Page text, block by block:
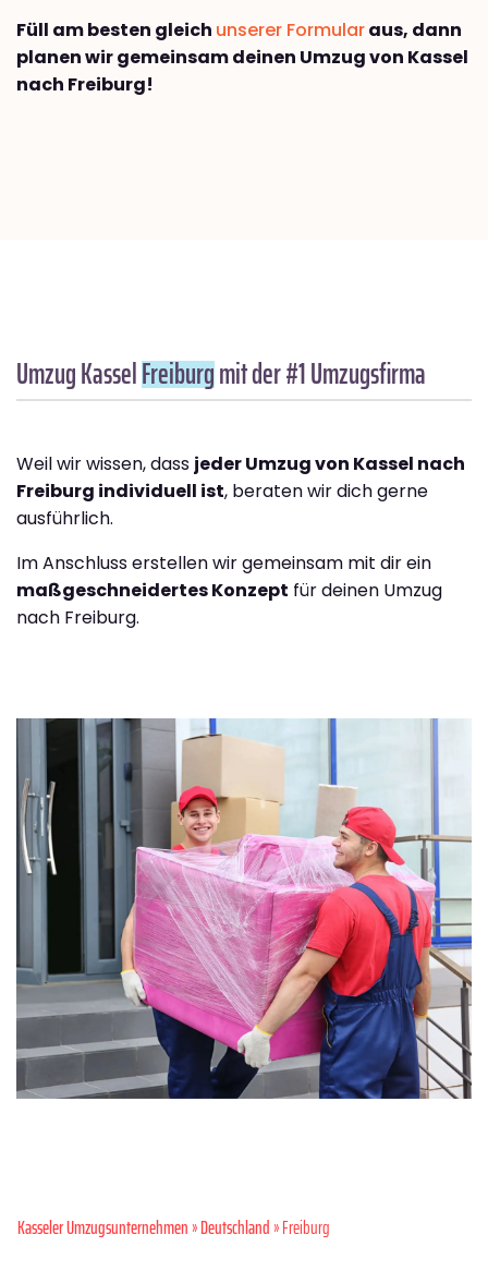
Füll am besten gleich unserer Formularaus, dann
planen wir gemeinsam deinen Umzug von Kassel
nach Freiburg!
Umzug KasselFreiburgmit der #1 Umzugsfirma
Weil wir wissen, dass jeder Umzug von Kassel nach
Freiburg individuell ist, beraten wir dich gerne
ausführlich.
Im Anschluss erstellen wir gemeinsam mit dir ein
maßgeschneidertes Konzept für deinen Umzug
nach Freiburg.
Kasseler Umzugsunternehmen»Deutschland» Freiburg